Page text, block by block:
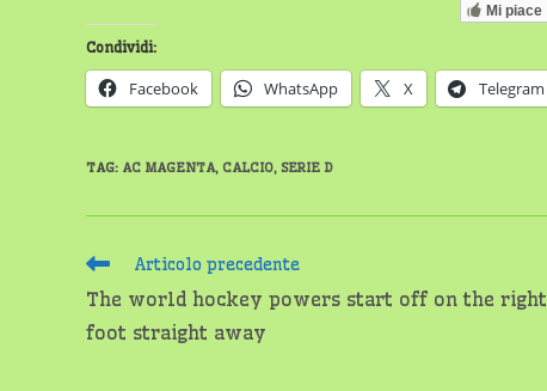
Mi piace
Condividi:
Facebook WhatsApp X Telegram
TAG: AC MAGENTA, CALCIO, SERIE D
Leggi
articoli
Articolo precedente
The world hockey powers start off on the right
foot straight away